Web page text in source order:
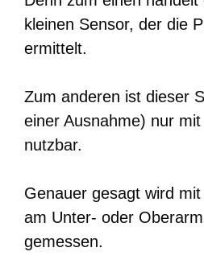
kleinen Sensor, der die
ermittelt.
Zum anderen ist dieser
einer Ausnahme) nur
nutzbar.
Genauer gesagt wird
am Unter- oder
gemessen.